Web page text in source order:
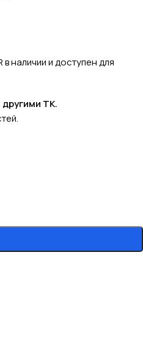
наличии и доступен для
ТК.